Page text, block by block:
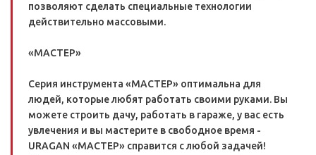
позволяют сделать специальные технологии
действительно массовыми.
«МАСТЕР»
Серия инструмента «МАСТЕР» оптимальна для
людей, которые любят работать своими руками. Вы
можете строить дачу, работать в гараже, у вас есть
увлечения и вы мастерите в свободное время -
URAGAN «МАСТЕР» справится с любой задачей!